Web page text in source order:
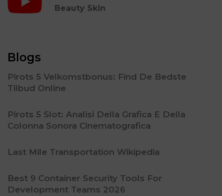
Beauty Skin
Blogs
Pirots 5 Velkomstbonus: Find De Bedste
Tilbud Online
Pirots 5 Slot: Analisi Della Grafica E Della
Colonna Sonora Cinematografica
Last Mile Transportation Wikipedia
Best 9 Container Security Tools For
Development Teams 2026